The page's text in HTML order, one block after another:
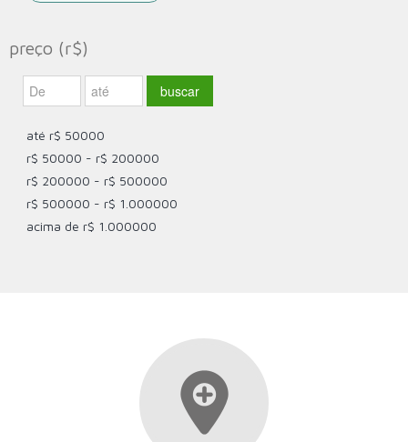
preço (r$)
até r$ 50000
r$ 50000 - r$ 200000
r$ 200000 - r$ 500000
r$ 500000 - r$ 1.000000
acima de r$ 1.000000